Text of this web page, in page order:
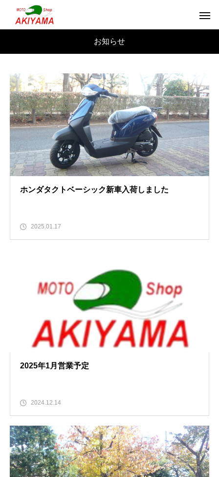
お知らせ
ホンダタクトベーシック新車入荷しました
2025.01.17
2025年1月営業予定
2024.12.14